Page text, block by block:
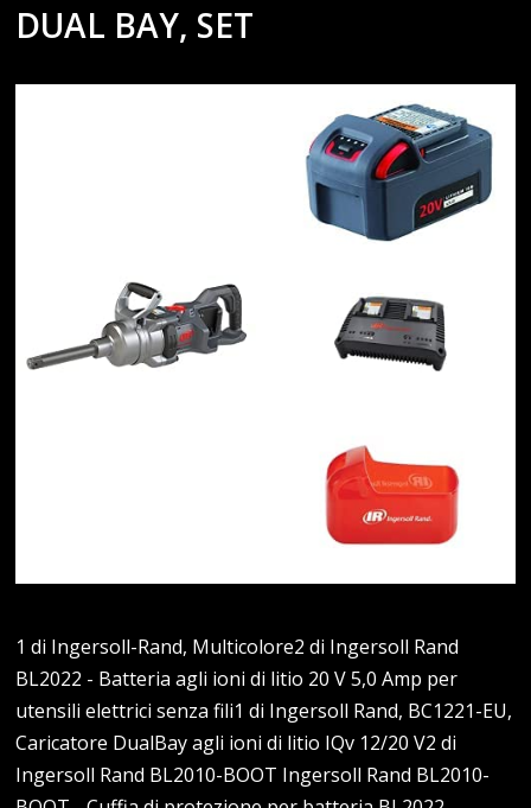
DUAL BAY, SET
1 di Ingersoll-Rand, Multicolore2 di Ingersoll Rand
BL2022 - Batteria agli ioni di litio 20 V 5,0 Amp per
utensili elettrici senza fili1 di Ingersoll Rand, BC1221-EU,
Caricatore DualBay agli ioni di litio IQv 12/20 V2 di
Ingersoll Rand BL2010-BOOT Ingersoll Rand BL2010-